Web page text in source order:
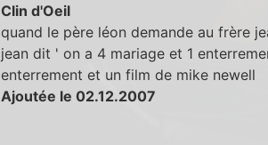
Clin d'Oeil
quand le père léon demande au frère
jean dit ' on a 4 mariage et 1
enterrement et un film de mike newell
Ajoutée le 02.12.2007